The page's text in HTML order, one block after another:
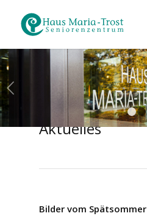
Aktuelles
Bilder vom Spätsommer